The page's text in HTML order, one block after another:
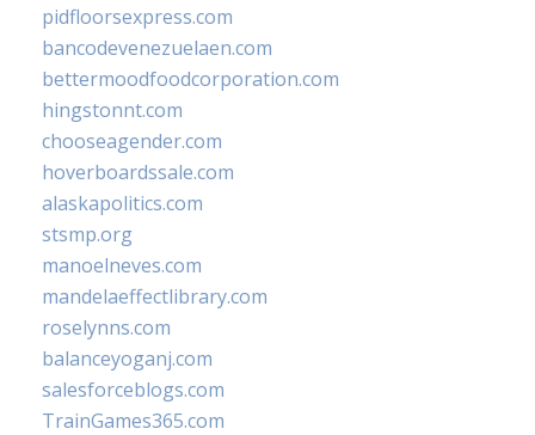
pidfloorsexpress.com
bancodevenezuelaen.com
bettermoodfoodcorporation.com
hingstonnt.com
chooseagender.com
hoverboardssale.com
alaskapolitics.com
stsmp.org
manoelneves.com
mandelaeffectlibrary.com
roselynns.com
balanceyoganj.com
salesforceblogs.com
TrainGames365.com